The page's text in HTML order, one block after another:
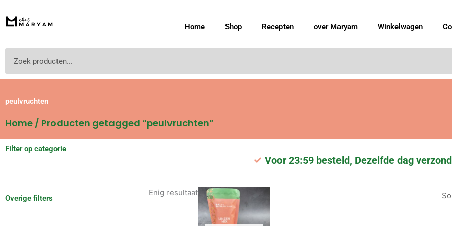
naar
de
Home Shop Recepten over Maryam Winkelwagen
peulvruchten
Home / Producten getagged “peulvruchten”
Filter op categorie
Overige filters
Voor 23:59 besteld, Dezelfde dag
Enig resultaat